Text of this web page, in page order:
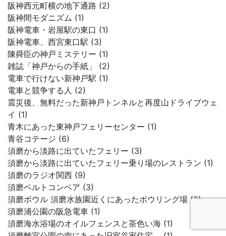
阪神西元町横の地下通路 (2)
阪神間モダニズム (1)
阪神電車・岩屋駅の東口 (1)
阪神電車、西宮東口駅 (3)
陳舜臣の神戸ミステリー (1)
雑誌「神戸からの手紙」 (2)
電車で行けない新神戸駅 (1)
電車と競争する人 (2)
震災後、無料だった新神戸トンネルと再度山ドライブウェ
イ (1)
青木にあった東神戸フェリーセンター (1)
青谷コテージ (6)
須磨から淡路に出ていたフェリー (3)
須磨から淡路に出ていたフェリー乗り場のレストラン (1)
須磨のラジオ関西 (9)
須磨ベルトコンベア (3)
須磨ボウル 須磨水族園近くにあったボウリング場 (2)
須磨浦公園の阪急電車 (1)
須磨海水浴場のオイルフェンスと茶色い海 (1)